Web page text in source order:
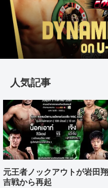
人気記事
元王者ノックアウトが岩田翔
吉戦から再起